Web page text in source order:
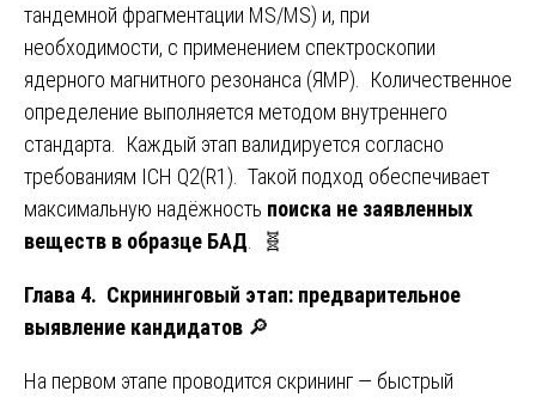
тандемной фрагментации MS/MS) и, при
необходимости, с применением спектроскопии
ядерного магнитного резонанса (ЯМР). Количественное
определение выполняется методом внутреннего
стандарта. Каждый этап валидируется согласно
требованиям ICH Q2(R1). Такой подход обеспечивает
максимальную надёжность поиска не заявленных
веществ в образце БАД . 🧬
Глава 4. Скрининговый этап: предварительное
выявление кандидатов 🔎
На первом этапе проводится скрининг — быстрый